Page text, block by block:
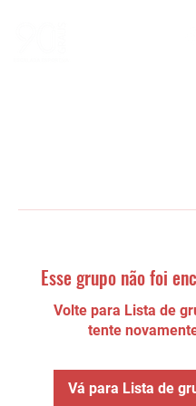
Esse grupo não foi
Volte para Lista de
tente
Vá para Lista de